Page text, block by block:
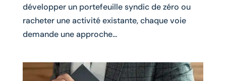
développer un portefeuille syndic de zéro ou
racheter une activité existante, chaque voie
demande une approche...